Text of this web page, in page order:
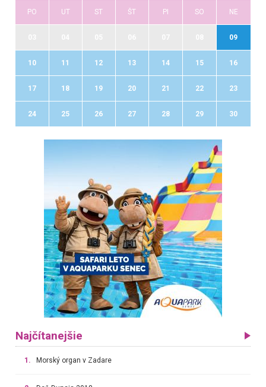
PO UT ST ŠT PI SO NE
09
10 11 12 13 14 15 16
17 18 19 20 21 22 23
24 25 26 27 28 29 30
Najčítanejšie
1. Morský organ v Zadare